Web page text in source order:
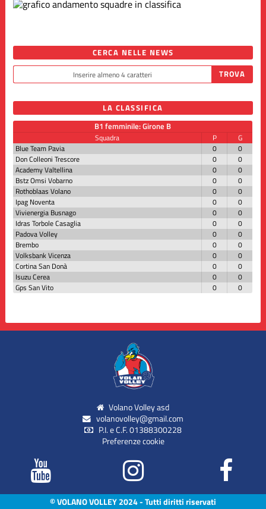
CERCA NELLE NEWS
LA CLASSIFICA
B1 femminile: Girone B
Squadra P
G
Blue Team Pavia
0
0
Don Colleoni Trescore
0
0
Academy Valtellina
0
0
Bstz Omsi Vobarno
0
0
Rothoblaas Volano
0
0
Ipag Noventa
0
0
Vivienergia Busnago
0
0
Idras Torbole Casaglia
0
0
Padova Volley
0
0
Brembo
0
0
Volksbank Vicenza
0
0
Cortina San Donà
0
0
Isuzu Cerea
0
0
Gps San Vito
0 0
Volano Volley asd
volanovolley@gmail.com
P.I. e C.F. 01388300228
Preferenze cookie
© VOLANO VOLLEY 2024 - Tutti diritti riservati